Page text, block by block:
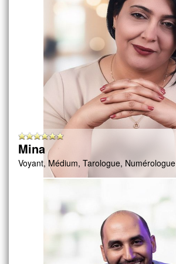
Mina
Voyant, Médium, Tarologue, Numérologue